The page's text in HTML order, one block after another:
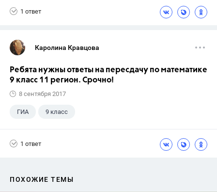
1 ответ
Каролина Кравцова
Ребята нужны ответы на пересдачу по математике
9 класс 11 регион. Срочно!
8 сентября 2017
ГИА 9 класс
1 ответ
ПОХОЖИЕ ТЕМЫ